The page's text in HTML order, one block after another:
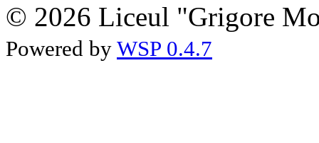
© 2026 Liceul "Grigore
Powered by WSP 0.4.7